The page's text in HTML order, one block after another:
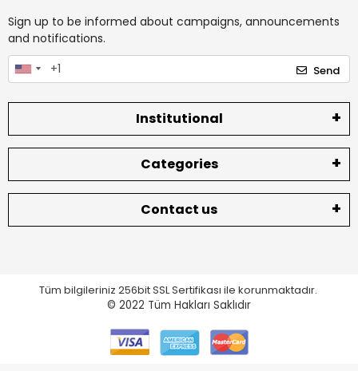
Sign up to be informed about campaigns, announcements
and notifications.
Send
Institutional
Categories
Contact us
Tüm bilgileriniz 256bit SSL Sertifikası ile korunmaktadır.
© 2022 Tüm Hakları Saklıdır